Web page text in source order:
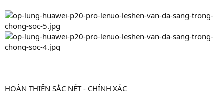
HOÀN THIỆN SẮC NÉT - CHÍNH XÁC